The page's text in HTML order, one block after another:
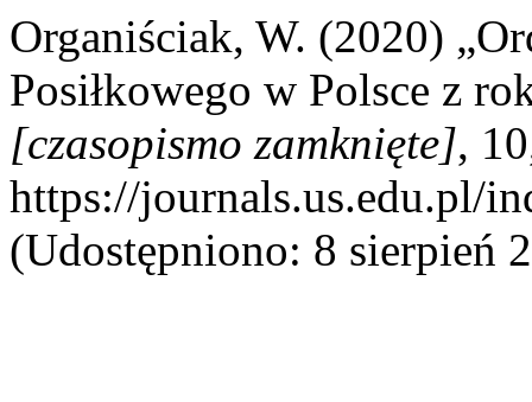
Organiściak, W. (2020)
Posiłkowego w Polsce z
[czasopismo zamknięte],
https://journals.us.edu.pl/
(Udostępniono: 8 sierpień